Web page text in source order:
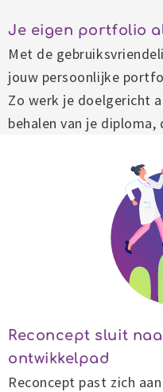
Je eigen portfolio
Met de
jouw persoonlijke
Zo werk je doelgericht
behalen van je
Reconcept sluit
ontwikkelpad
Reconcept past zich